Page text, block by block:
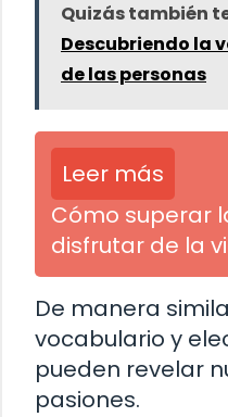
Quizás también
Descubriendo la
de las personas
Leer más
Cómo superar
disfrutar de la
De manera
vocabulario y
pueden revelar
pasiones.